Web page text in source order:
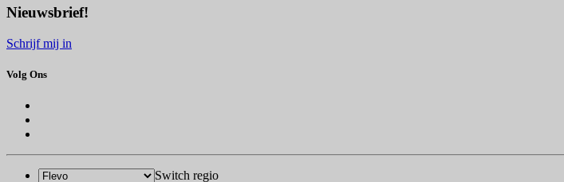
Nieuwsbrief!
Schrijf mij in
Volg Ons
Switch regio